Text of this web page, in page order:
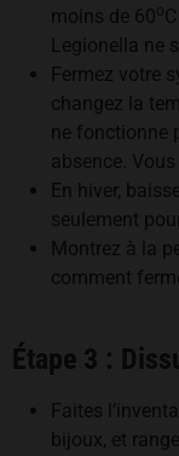
moins de 60
Legionella ne
Fermez votre
changez la
ne fonctionne
absence. Vous
En hiver,
seulement
Montrez à la
comment
Étape 3 :
Faites
bijoux, et